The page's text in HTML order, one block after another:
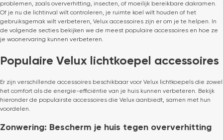
problemen, zoals oververhitting, insecten, of moeilijk bereikbare dakramen.
Of je nu de lichtinval wilt controleren, je ruimte koel wilt houden of het
gebruiksgemak wilt verbeteren, Velux accessoires zijn er om je te helpen. In
de volgende secties bekijken we de meest populaire accessoires en hoe ze
je woonervaring kunnen verbeteren.
Populaire Velux lichtkoepel accessoires
Er zijn verschillende accessoires beschikbaar voor Velux lichtkoepels die zowel
het comfort als de energie-efficiëntie van je huis kunnen verbeteren. Bekijk
hieronder de populairste accessoires die Velux aanbiedt, samen met hun
voordelen.
Zonwering: Bescherm je huis tegen oververhitting